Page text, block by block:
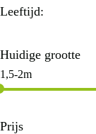
Leeftijd:
Huidige grootte
1,5-2m
Prijs